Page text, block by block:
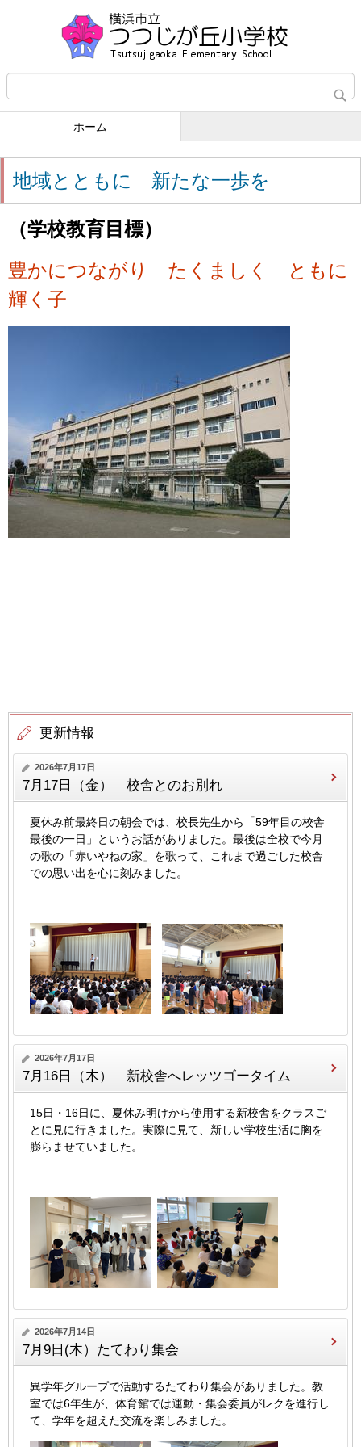
ホーム
地域とともに 新たな一歩を
（学校教育目標）
豊かにつながり たくましく ともに
輝く子
更新情報
2026年7月17日
7月17日（金） 校舎とのお別れ
夏休み前最終日の朝会では、校長先生から「59年目の校舎
最後の一日」というお話がありました。最後は全校で今月
の歌の「赤いやねの家」を歌って、これまで過ごした校舎
での思い出を心に刻みました。
2026年7月17日
7月16日（木） 新校舎へレッツゴータイム
15日・16日に、夏休み明けから使用する新校舎をクラスご
とに見に行きました。実際に見て、新しい学校生活に胸を
膨らませていました。
2026年7月14日
7月9日(木）たてわり集会
異学年グループで活動するたてわり集会がありました。教
室では6年生が、体育館では運動・集会委員がレクを進行し
て、学年を超えた交流を楽しみました。